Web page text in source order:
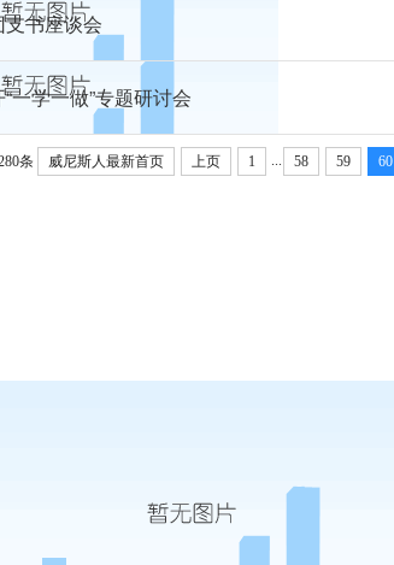
书座谈会
一学一做”专题研讨会
条 威尼斯人最新首页 上页 1 58 59 60